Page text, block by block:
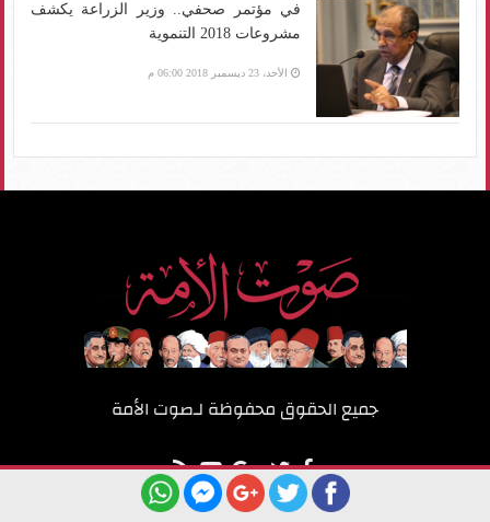
في مؤتمر صحفي.. وزير الزراعة يكشف
مشروعات 2018 التنموية
الأحد، 23 ديسمبر 2018 06:00 م
جميع الحقوق محفوظة لـصوت الأمة